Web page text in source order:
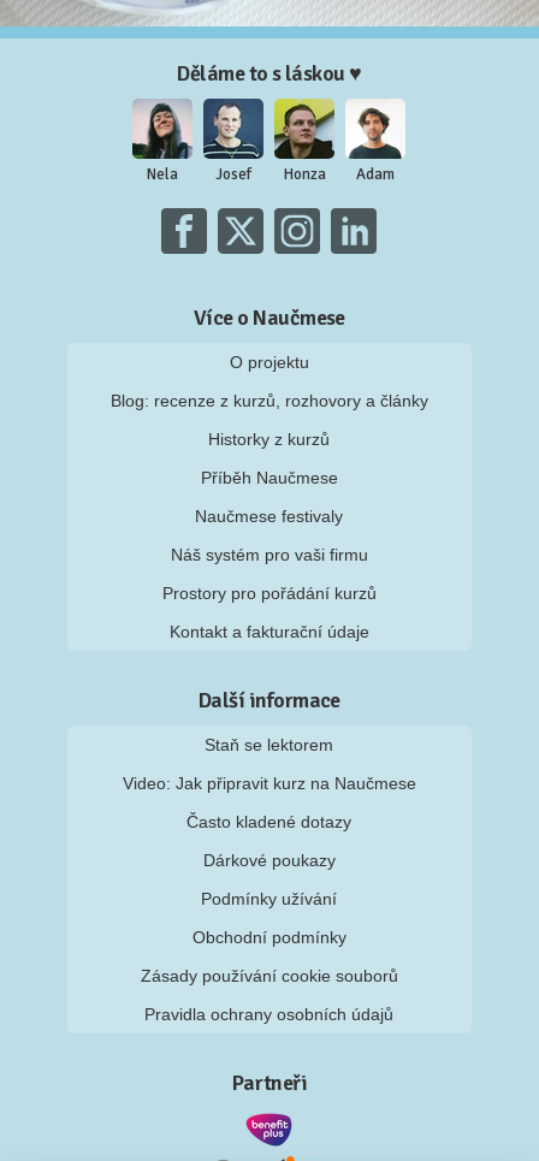
Děláme to s láskou ♥
Nela Josef Honza Adam
Více o Naučmese
O projektu
Blog: recenze z kurzů, rozhovory a články
Historky z kurzů
Příběh Naučmese
Naučmese festivaly
Náš systém pro vaši firmu
Prostory pro pořádání kurzů
Kontakt a fakturační údaje
Další informace
Staň se lektorem
Video: Jak připravit kurz na Naučmese
Často kladené dotazy
Dárkové poukazy
Podmínky užívání
Obchodní podmínky
Zásady používání cookie souborů
Pravidla ochrany osobních údajů
Partneři